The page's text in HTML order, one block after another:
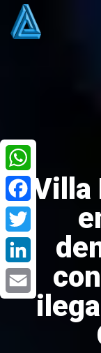
Villa
WhatsApp
Facebook
Twitter
LinkedIn